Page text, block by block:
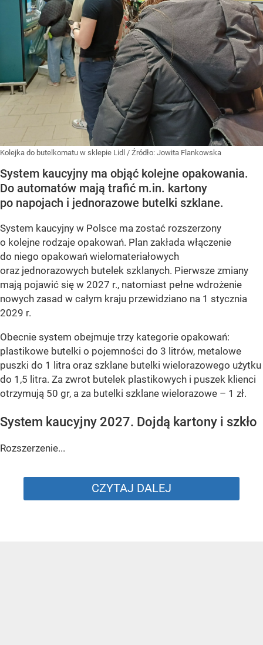
Kolejka do butelkomatu w sklepie Lidl / Źródło: Jowita Flankowska
System kaucyjny ma objąć kolejne opakowania.
Do automatów mają trafić m.in. kartony
po napojach i jednorazowe butelki szklane.
System kaucyjny w Polsce ma zostać rozszerzony
o kolejne rodzaje opakowań. Plan zakłada włączenie
do niego opakowań wielomateriałowych
oraz jednorazowych butelek szklanych. Pierwsze zmiany
mają pojawić się w 2027 r., natomiast pełne wdrożenie
nowych zasad w całym kraju przewidziano na 1 stycznia
2029 r.
Obecnie system obejmuje trzy kategorie opakowań:
plastikowe butelki o pojemności do 3 litrów, metalowe
puszki do 1 litra oraz szklane butelki wielorazowego użytku
do 1,5 litra. Za zwrot butelek plastikowych i puszek klienci
otrzymują 50 gr, a za butelki szklane wielorazowe – 1 zł.
System kaucyjny 2027. Dojdą kartony i szkło
Rozszerzenie...
CZYTAJ DALEJ